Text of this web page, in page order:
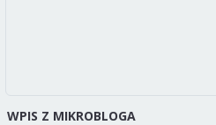
WPIS Z MIKROBLOGA